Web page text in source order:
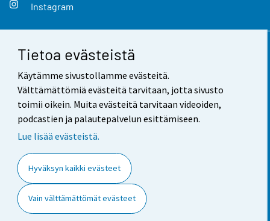
Tietoa evästeistä
Käytämme sivustollamme evästeitä.
Välttämättömiä evästeitä tarvitaan, jotta sivusto
toimii oikein. Muita evästeitä tarvitaan videoiden,
podcastien ja palautepalvelun esittämiseen.
Lue lisää evästeistä.
Hyväksyn kaikki evästeet
Vain välttämättömät evästeet
Instagram
Yhteystiedot
Palaute
Käyttöehdot
Saavutettavuus
Tietoa sivustosta
Evästeasetukset